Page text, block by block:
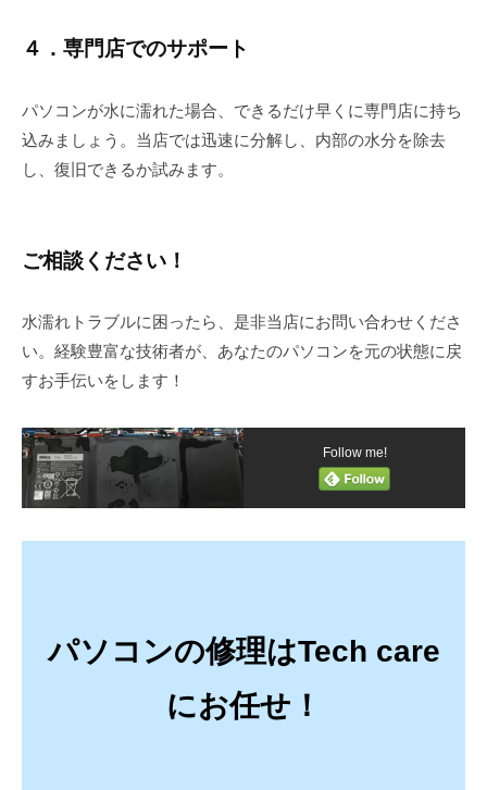
４．専門店でのサポート
パソコンが水に濡れた場合、できるだけ早くに専門店に持ち
込みましょう。当店では迅速に分解し、内部の水分を除去
し、復旧できるか試みます。
ご相談ください！
水濡れトラブルに困ったら、是非当店にお問い合わせくださ
い。経験豊富な技術者が、あなたのパソコンを元の状態に戻
すお手伝いをします！
Follow me!
パソコンの修理はTech care
にお任せ！